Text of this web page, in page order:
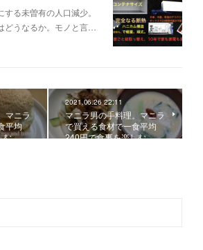
る未曽有の人口減少。
うなるか。モノと言…
マニラ
平均
む。…
2021.06.26 22:11
マニラ男の手料理。マニラ
で買える食材で一食平均
240円で食事を楽しむ。…